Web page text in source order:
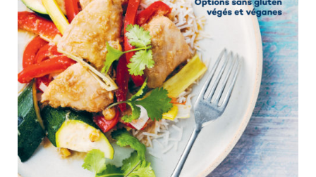
Nouveautés
Numérique
Livres audio
Meilleurs vendeurs
Page vedette
AUTEURS
À PROPOS